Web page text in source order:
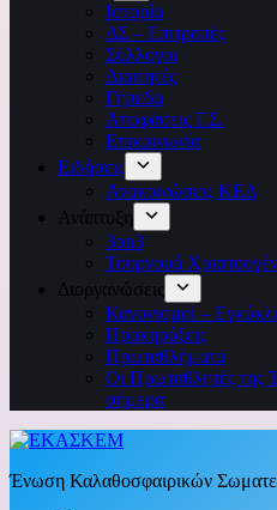
Ιστορία
ΔΣ – Επιτροπές
Σύλλογοι
Διαιτητές
Γήπεδα
Αποφάσεις Γ.Σ.
Επικοινωνία
Ειδήσεις
Ανακοινώσεις ΚΕΔ
Ανάπτυξη
3on3
Τουρνουά
Διοργανώσεις
Κανονισμοί –
Προκηρύξεις
Πρωταθλήματα
Οι Πρωταθλητές της
σήμερα
Ένωση Καλαθοσφαιρικών